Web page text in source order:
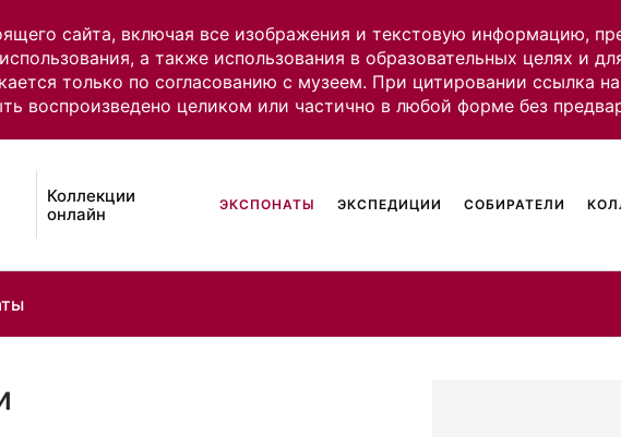
сайта, включая все изображения и текстовую информацию,
а также использования в образовательных целях и
только по согласованию с музеем. При цитировании ссылка
воспроизведено целиком или частично в любой форме без
Коллекции
онлайн
ЭКСПОНАТЫ ЭКСПЕДИЦИИ СОБИРАТЕЛИ